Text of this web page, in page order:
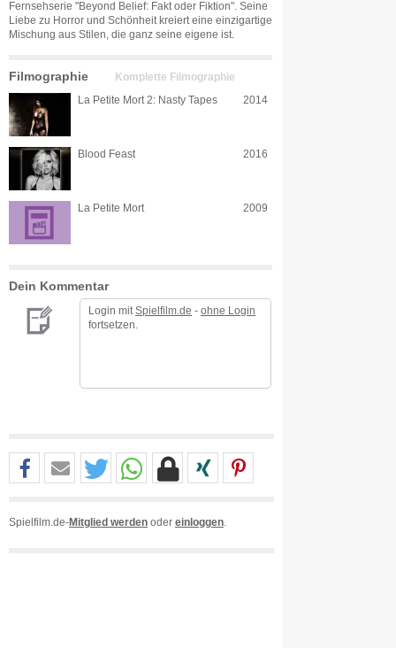
Fernsehserie "Beyond Belief: Fakt oder Fiktion". Seine
Liebe zu Horror und Schönheit kreiert eine einzigartige
Mischung aus Stilen, die ganz seine eigene ist.
Filmographie Komplette Filmographie
La Petite Mort 2: Nasty Tapes 2014
Blood Feast 2016
La Petite Mort 2009
Dein Kommentar
Login mit Spielfilm.de - ohne Login
fortsetzen.
Spielfilm.de-Mitglied werden oder einloggen